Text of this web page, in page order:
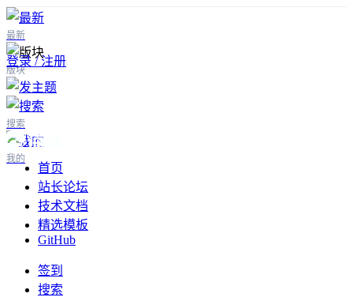
最新
版块
搜索
我的
登录 / 注册
首页
站长论坛
技术文档
精选模板
GitHub
签到
搜索